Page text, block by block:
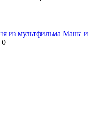
из мультфильма Маша и
0